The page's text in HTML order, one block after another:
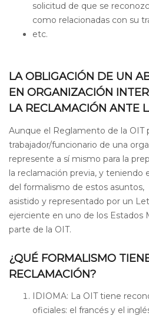
solicitud de que se
como relacionadas con su
etc.
LA OBLIGACIÓN DE UN
EN ORGANIZACIÓN
LA RECLAMACIÓN ANTE
Aunque el Reglamento de la OIT
trabajador/funcionario de una
represente a sí mismo para la
la reclamación previa, y teniendo
del formalismo de estos asuntos,
asistido y representado por un
ejerciente en uno de los Estados
parte de la OIT.
¿QUÉ FORMALISMO
RECLAMACIÓN?
IDIOMA: La OIT tiene
oficiales: el francés y el